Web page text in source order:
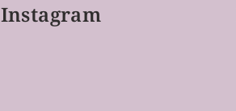
Instagram